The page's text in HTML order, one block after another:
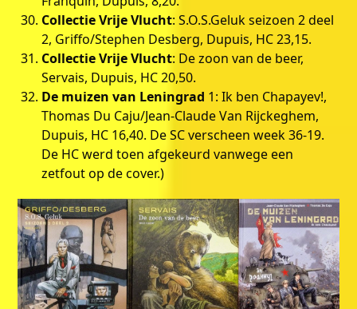
Collectie Vrije Vlucht: S.O.S.Geluk seizoen 2 deel
2, Griffo/Stephen Desberg, Dupuis, HC 23,15.
Collectie Vrije Vlucht: De zoon van de beer,
Servais, Dupuis, HC 20,50.
De muizen van Leningrad 1: Ik ben Chapayev!,
Thomas Du Caju/Jean-Claude Van Rijckeghem,
Dupuis, HC 16,40. De SC verscheen week 36-19.
De HC werd toen afgekeurd vanwege een
zetfout op de cover.)